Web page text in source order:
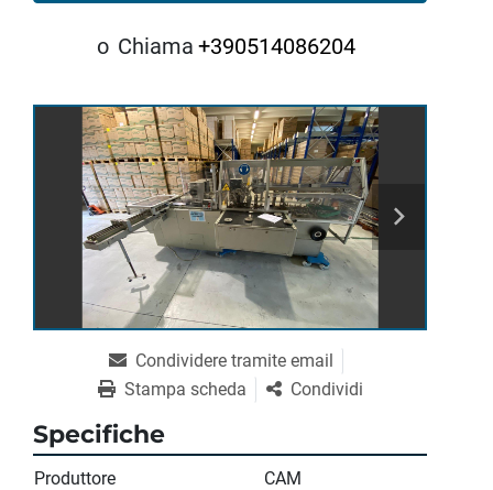
o Chiama +390514086204
Condividere tramite email
Stampa scheda
Condividi
Specifiche
Produttore
CAM